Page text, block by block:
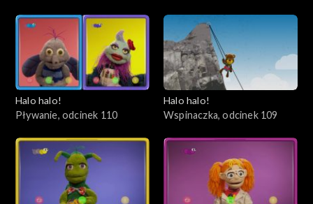
Halo halo!
Pływanie, odcinek 110
Halo halo!
Wspinaczka, odcinek 109